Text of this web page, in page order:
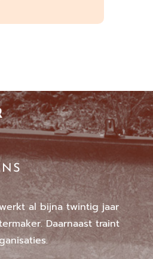
al bijna twintig jaar
Daarnaast traint